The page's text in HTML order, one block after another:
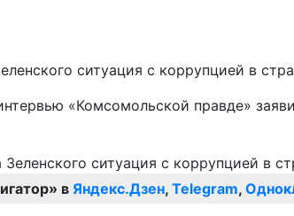
ситуация с коррупцией в
«Комсомольской правде»
в Яндекс.Дзен, Telegram,